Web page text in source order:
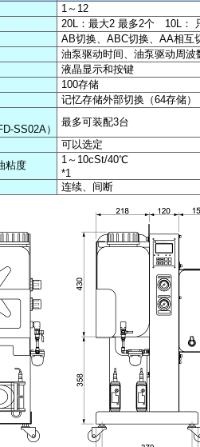
1～12
20L：最大2 最多2个 10L：
AB切换、ABC切换、AA相互
油泵驱动时间、油泵驱动周波
液晶显示和按键
100存储
记忆存储外部切换（64存储）
SS02A）
最多可装配3台
可以选定
粘度
1～10cSt/40℃
*1
连续、间断